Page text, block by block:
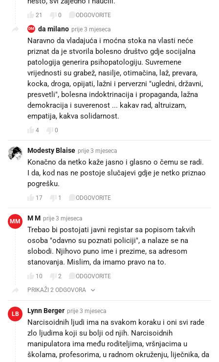
21 0 ODGOVORITE
DM da milano prije 3 mjeseca
Naravno da vladajuća i moćna stoka na vlasti neće
priznat da je stvorila bolesno društvo gdje socijalna
patologija generira psihopatologiju. Suvremene
vrijednosti su grabež, nasilje, otimačina, laž, prevara,
kocka, droga, opijati, lažni i perverzni "ugledni, državni,
presvetli", bolesna indoktrinacija i propaganda, lažna
demokracija i suverenost ... kakav rad, altruizam,
empatija, kakva solidarnost.
4 0
Modesty Blaise prije 3 mjeseca
Konačno da netko kaže jasno i glasno o čemu se radi.
I da, kod nas ne postoje slučajevi gdje je netko priznao
pogrešku.
17 1 ODGOVORITE
MM M M prije 3 mjeseca
Trebao bi postojati javni registar sa popisom takvih
osoba "odavno su poznati policiji", a nalaze se na
slobodi. Njihovo puno ime i prezime, sa adresom
stanovanja. Mislim, da imamo pravo na to.
10 2
ODGOVORITE
PRIKAŽI 2 ODGOVORA
LB Lynn Berger prije 3 mjeseca
Narcisoidnih ljudi ima na svakom koraku i oni svi rade
zlo ljudima koji su bolji od njih. Narcisoidnih
manipulatora ima među roditeljima, vršnjacima u
školama, profesorima, u radnom okruženju, liječnika, da